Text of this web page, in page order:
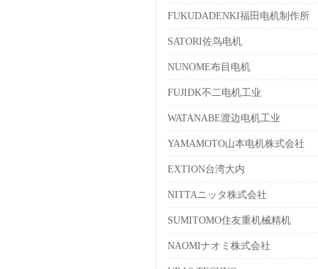
FUKUDADENKI福田电机制作所
SATORI佐鸟电机
NUNOME布目电机
FUJIDK不二电机工业
WATANABE渡边电机工业
YAMAMOTO山本电机株式会社
EXTION台湾大内
NITTAニッタ株式会社
SUMITOMO住友重机械精机
NAOMIナオミ株式会社